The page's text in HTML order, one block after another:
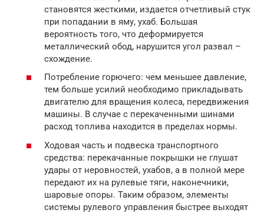
становятся жесткими, издается отчетливый стук
при попадании в яму, ухаб. Большая
вероятность того, что деформируется
металлический обод, нарушится угол развал –
схождение.
Потребление горючего: чем меньшее давление,
тем больше усилий необходимо прикладывать
двигателю для вращения колеса, передвижения
машины. В случае с перекаченными шинами
расход топлива находится в пределах нормы.
Ходовая часть и подвеска транспортного
средства: перекачанные покрышки не глушат
удары от неровностей, ухабов, а в полной мере
передают их на рулевые тяги, наконечники,
шаровые опоры. Таким образом, элементы
системы рулевого управления быстрее выходят